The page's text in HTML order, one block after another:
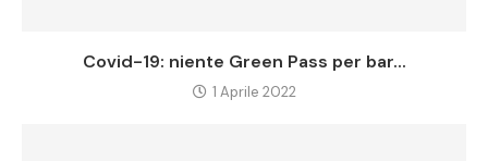
Covid-19: niente Green Pass per bar...
1 Aprile 2022